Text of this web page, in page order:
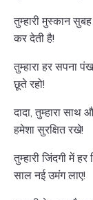
तुम्हारी मुस्कान
कर देती है!
तुम्हारा हर सपना
छूते रहो!
दादा, तुम्हारा साथ
हमेशा सुरक्षित रखे!
तुम्हारी जिंदगी में
साल नई उमंग लाए!